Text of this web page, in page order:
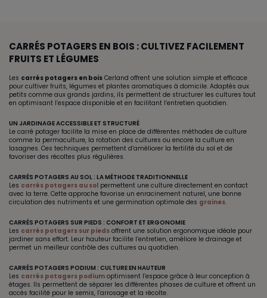
CARRÉS POTAGERS EN BOIS : CULTIVEZ FACILEMENT
FRUITS ET LÉGUMES
Les carrés potagers en bois Cerland offrent une solution simple et efficace
pour cultiver fruits, légumes et plantes aromatiques à domicile. Adaptés aux
petits comme aux grands jardins, ils permettent de structurer les cultures tout
en optimisant l’espace disponible et en facilitant l’entretien quotidien.
UN JARDINAGE ACCESSIBLE ET STRUCTURÉ
Le carré potager facilite la mise en place de différentes méthodes de culture
comme la permaculture, la rotation des cultures ou encore la culture en
lasagnes. Ces techniques permettent d’améliorer la fertilité du sol et de
favoriser des récoltes plus régulières.
CARRÉS POTAGERS AU SOL : LA MÉTHODE TRADITIONNELLE
Les carrés potagers au sol permettent une culture directement en contact
avec la terre. Cette approche favorise un enracinement naturel, une bonne
circulation des nutriments et une germination optimale des graines.
CARRÉS POTAGERS SUR PIEDS : CONFORT ET ERGONOMIE
Les carrés potagers sur pieds offrent une solution ergonomique idéale pour
jardiner sans effort. Leur hauteur facilite l’entretien, améliore le drainage et
permet un meilleur contrôle des cultures au quotidien.
CARRÉS POTAGERS PODIUM : CULTURE EN HAUTEUR
Les carrés potagers podium optimisent l’espace grâce à leur conception à
étages. Ils permettent de séparer les différentes phases de culture et offrent un
accès facilité pour le semis, l’arrosage et la récolte.